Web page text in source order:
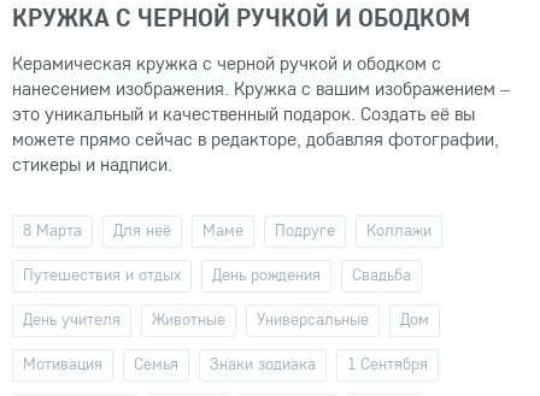
КРУЖКА С ЧЕРНОЙ РУЧКОЙ И ОБОДКОМ
Керамическая кружка с черной ручкой и ободком с
нанесением изображения. Кружка с вашим изображением –
это уникальный и качественный подарок. Создать её вы
можете прямо сейчас в редакторе, добавляя фотографии,
стикеры и надписи.
8 Марта Для неё Маме Подруге Коллажи
Путешествия и отдых День рождения Свадьба
День учителя Животные Универсальные Дом
Мотивация Семья Знаки зодиака 1 Сентября